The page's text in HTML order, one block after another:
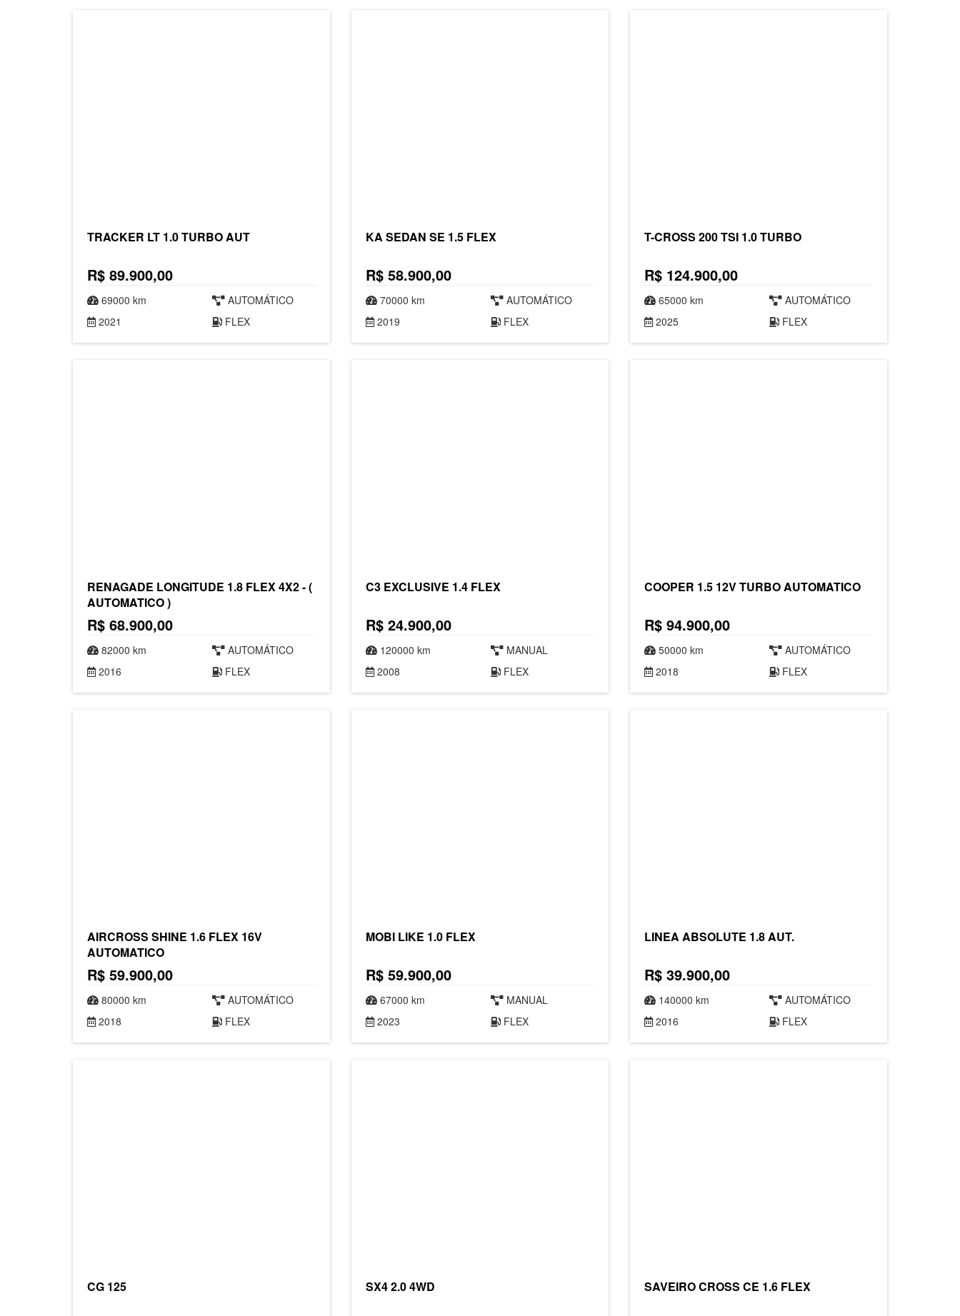
TRACKER LT 1.0 TURBO AUT
R$ 89.900,00
69000 km
AUTOMÁTICO
2021
FLEX
KA SEDAN SE 1.5 FLEX
R$ 58.900,00
70000 km
AUTOMÁTICO
2019
FLEX
T-CROSS 200 TSI 1.0 TURBO
R$ 124.900,00
65000 km
AUTOMÁTICO
2025
FLEX
RENAGADE LONGITUDE 1.8 FLEX 4X2 - (
AUTOMATICO )
R$ 68.900,00
82000 km
AUTOMÁTICO
2016
FLEX
C3 EXCLUSIVE 1.4 FLEX
R$ 24.900,00
120000 km
MANUAL
2008
FLEX
COOPER 1.5 12V TURBO AUTOMATICO
R$ 94.900,00
50000 km
AUTOMÁTICO
2018
FLEX
AIRCROSS SHINE 1.6 FLEX 16V
AUTOMATICO
R$ 59.900,00
80000 km
AUTOMÁTICO
2018
FLEX
MOBI LIKE 1.0 FLEX
R$ 59.900,00
67000 km
MANUAL
2023
FLEX
LINEA ABSOLUTE 1.8 AUT.
R$ 39.900,00
140000 km
AUTOMÁTICO
2016
FLEX
CG 125 SX4 2.0 4WD SAVEIRO CROSS CE 1.6 FLEX